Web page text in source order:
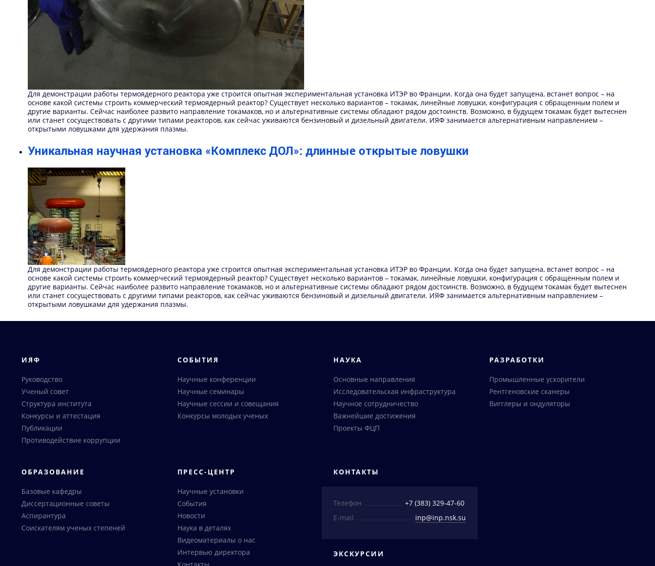
Для демонстрации работы термоядерного реактора уже строится опытная экспериментальная установка ИТЭР во Франции. Когда она будет запущена, встанет вопрос – на
основе какой системы строить коммерческий термоядерный реактор? Существует несколько вариантов – токамак, линейные ловушки, конфигурация с обращенным полем и
другие варианты. Сейчас наиболее развито направление токамаков, но и альтернативные системы обладают рядом достоинств. Возможно, в будущем токамак будет вытеснен
или станет сосуществовать с другими типами реакторов, как сейчас уживаются бензиновый и дизельный двигатели. ИЯФ занимается альтернативным направлением –
открытыми ловушками для удержания плазмы.
Уникальная научная установка «Комплекс ДОЛ»: длинные открытые ловушки
Для демонстрации работы термоядерного реактора уже строится опытная экспериментальная установка ИТЭР во Франции. Когда она будет запущена, встанет вопрос – на
основе какой системы строить коммерческий термоядерный реактор? Существует несколько вариантов – токамак, линейные ловушки, конфигурация с обращенным полем и
другие варианты. Сейчас наиболее развито направление токамаков, но и альтернативные системы обладают рядом достоинств. Возможно, в будущем токамак будет вытеснен
или станет сосуществовать с другими типами реакторов, как сейчас уживаются бензиновый и дизельный двигатели. ИЯФ занимается альтернативным направлением –
открытыми ловушками для удержания плазмы.
ИЯФ
Руководство
Ученый совет
Структура института
Конкурсы и аттестация
Публикации
Противодействие коррупции
СОБЫТИЯ
Научные конференции
Научные семинары
Научные сессии и совещания
Конкурсы молодых ученых
НАУКА
Основные направления
Исследовательская инфраструктура
Научное сотрудничество
Важнейшие достижения
Проекты ФЦП
РАЗРАБОТКИ
Промышленные ускорители
Рентгеновские сканеры
Вигглеры и ондуляторы
ОБРАЗОВАНИЕ
Базовые кафедры
Диссертационные советы
Аспирантура
Соискателям ученых степеней
ПРЕСС-ЦЕНТР
Научные установки
События
Новости
Наука в деталях
Видеоматериалы о нас
Интервью директора
КОНТАКТЫ
Телефон
+7 (383) 329-47-60
E-mail
inp@inp.nsk.su
ЭКСКУРСИИ